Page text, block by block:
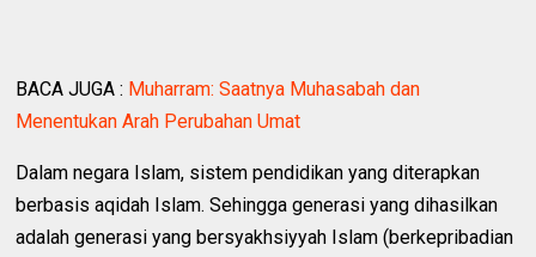
BACA JUGA : Muharram: Saatnya Muhasabah dan
Menentukan Arah Perubahan Umat
Dalam negara Islam, sistem pendidikan yang diterapkan
berbasis aqidah Islam. Sehingga generasi yang dihasilkan
adalah generasi yang bersyakhsiyyah Islam (berkepribadian